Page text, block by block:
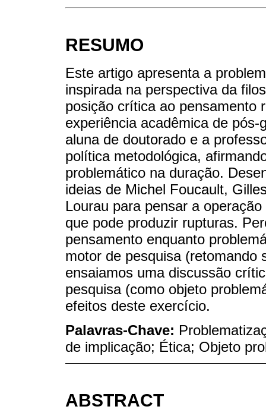
RESUMO
Este artigo apresenta a
inspirada na perspectiva da
posição crítica ao pensamento
experiência acadêmica de
aluna de doutorado e a
política metodológica,
problemático na duração.
ideias de Michel Foucault,
Lourau para pensar a
que pode produzir rupturas.
pensamento enquanto
motor de pesquisa (retomando
ensaiamos uma discussão
pesquisa (como objeto
efeitos deste exercício.
Palavras-Chave:
de implicação; Ética; Objeto
ABSTRACT